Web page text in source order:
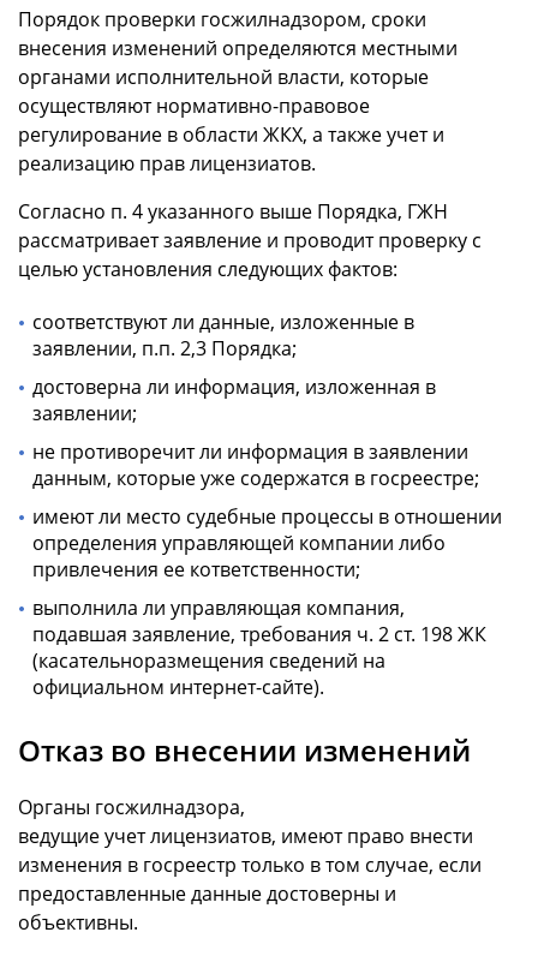
Порядок проверки госжилнадзором, сроки
внесения изменений определяются местными
органами исполнительной власти, которые
осуществляют нормативно-правовое
регулирование в области ЖКХ, а также учет и
реализацию прав лицензиатов.
Согласно п. 4 указанного выше Порядка, ГЖН
рассматривает заявление и проводит проверку с
целью установления следующих фактов:
соответствуют ли данные, изложенные в
заявлении, п.п. 2,3 Порядка;
достоверна ли информация, изложенная в
заявлении;
не противоречит ли информация в заявлении
данным, которые уже содержатся в госреестре;
имеют ли место судебные процессы в отношении
определения управляющей компании либо
привлечения ее кответственности;
выполнила ли управляющая компания,
подавшая заявление, требования ч. 2 ст. 198 ЖК
(касательноразмещения сведений на
официальном интернет-сайте).
Отказ во внесении изменений
Органы госжилнадзора,
ведущие учет лицензиатов, имеют право внести
изменения в госреестр только в том случае, если
предоставленные данные достоверны и
объективны.